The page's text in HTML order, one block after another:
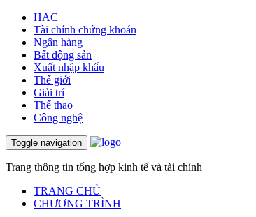
HAC
Tài chính chứng khoán
Ngân hàng
Bất động sản
Xuất nhập khẩu
Thế giới
Giải trí
Thể thao
Công nghệ
Toggle navigation
Trang thông tin tổng hợp kinh tế và tài chính
TRANG CHỦ
CHƯƠNG TRÌNH